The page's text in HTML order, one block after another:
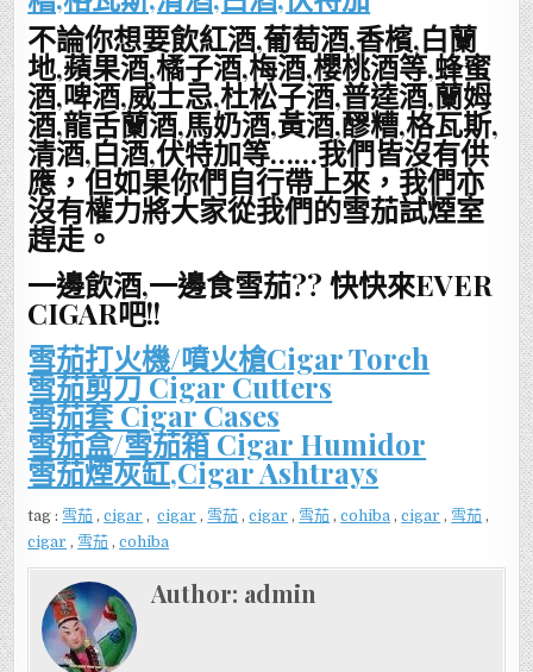
不論你想要飲紅酒,葡萄酒,香檳,白蘭
地,蘋果酒,橘子酒,梅酒,櫻桃酒等,蜂蜜
酒,啤酒,威士忌,杜松子酒,普逵酒,蘭姆
酒,龍舌蘭酒,馬奶酒,黃酒,醪糟,格瓦斯,
清酒,白酒,伏特加等……我們皆沒有供
應，但如果你們自行帶上來，我們亦
沒有權力將大家從我們的雪茄試煙室
趕走。
一邊飲酒,一邊食雪茄?? 快快來EVER
CIGAR吧!!
雪茄打火機/噴火槍Cigar Torch
雪茄剪刀 Cigar Cutters
雪茄套 Cigar Cases
雪茄盒/雪茄箱 Cigar Humidor
雪茄煙灰缸,Cigar Ashtrays
tag : 雪茄 ,cigar ,cigar , 雪茄 ,cigar , 雪茄 ,cohiba ,cigar , 雪茄 ,
cigar , 雪茄 ,cohiba
Author: admin